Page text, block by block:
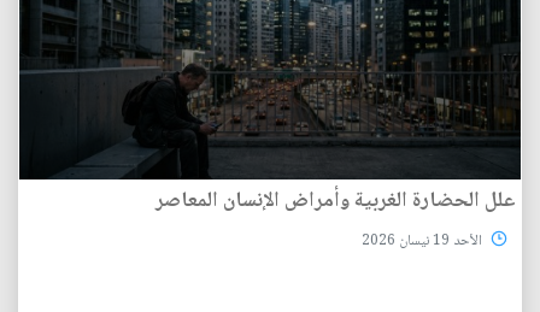
علل الحضارة الغربية وأمراض الإنسان المعاصر
الأحد 19 نيسان 2026